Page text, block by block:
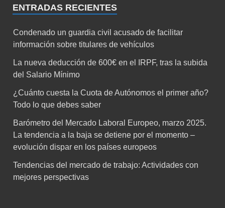
ENTRADAS RECIENTES
Condenado un guardia civil acusado de facilitar
información sobre titulares de vehículos
La nueva deducción de 600€ en el IRPF, tras la subida
del Salario Mínimo
¿Cuánto cuesta la Cuota de Autónomos el primer año?
Todo lo que debes saber
Barómetro del Mercado Laboral Europeo, marzo 2025.
La tendencia a la baja se detiene por el momento –
evolución dispar en los países europeos
Tendencias del mercado de trabajo: Actividades con
mejores perspectivas